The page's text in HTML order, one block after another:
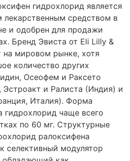
гидрохлорид является
лекарственным средством в
и одобрен для продажи
Бренд Эвиста от Eli Lilly &
на мировом рынке, хотя
количество других
Осеофем и Раксето
Эстроакт и Ралиста (Индия) и
Италия). Форма
гидрохлорид чаще всего
по 60 мг. Структурные
ралоксифена
селективный модулятор